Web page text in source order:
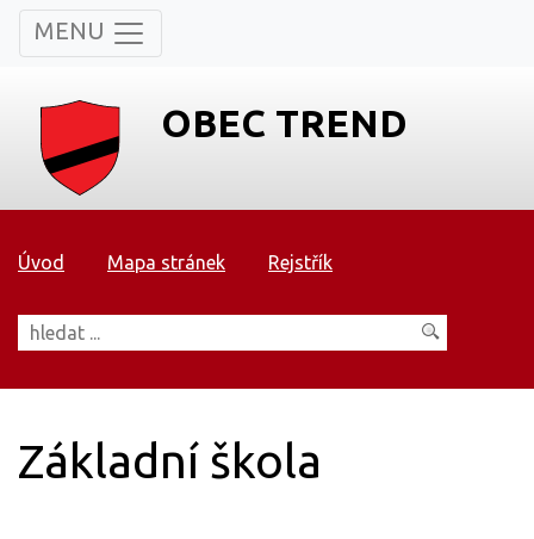
MENU
OBEC TREND
Úvod Mapa stránek Rejstřík
Základní škola